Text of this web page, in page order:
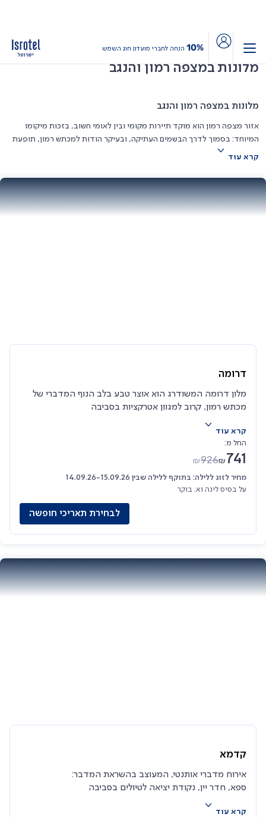
10% הנחה לחברי מועדון חוג השמש
מלונות במצפה רמון והנגב
דף הבית
מלונות במצפה רמון והנגב
אזור מצפה רמון הוא מוקד תיירות מקומי ובין לאומי חשוב, בזכות מיקומו
המיוחד: בסמוך לדרך הבשמים העתיקה, ובעיקר הודות למכתש רמון, תופעת
טבע ייחודית ונדירה, שאין דומה לה בעולם
קרא עוד
דרומה
מלון דרומה המשודרג הוא אוצר טבע בלב הנוף המדברי של
מכתש רמון, קרוב למגוון אטרקציות בסביבה
קרא עוד
החל מ:
₪ 741
₪926
מחיר לזוג ללילה: בתוקף ללילה שבין 14.09.26-15.09.26
על בסיס לינה וא. בוקר
לבחירת תאריכי חופשה
קדמא
אירוח מדברי אותנטי, המעוצב בהשראת המדבר:
ספא, חדר יין, נקודת יציאה לטיולים בסביבה
קרא עוד